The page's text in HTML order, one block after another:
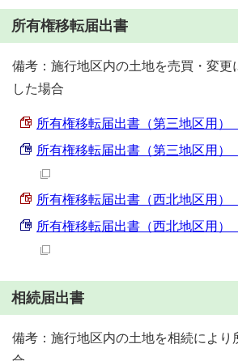
所有権移転届出書
備考：施行地区内の土地を売買・変更
した場合
所有権移転届出書（第三地区用）
所有権移転届出書（第三地区用）
所有権移転届出書（西北地区用）
所有権移転届出書（西北地区用）
相続届出書
備考：施行地区内の土地を相続により